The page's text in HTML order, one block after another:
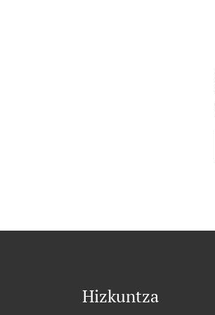
Hizkuntza